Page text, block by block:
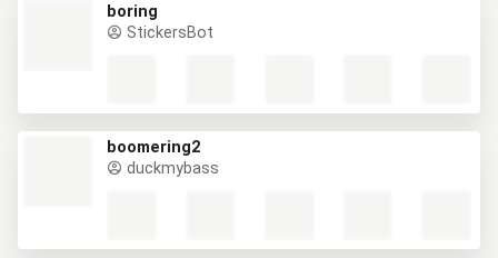
boring
StickersBot
boomering2
duckmybass